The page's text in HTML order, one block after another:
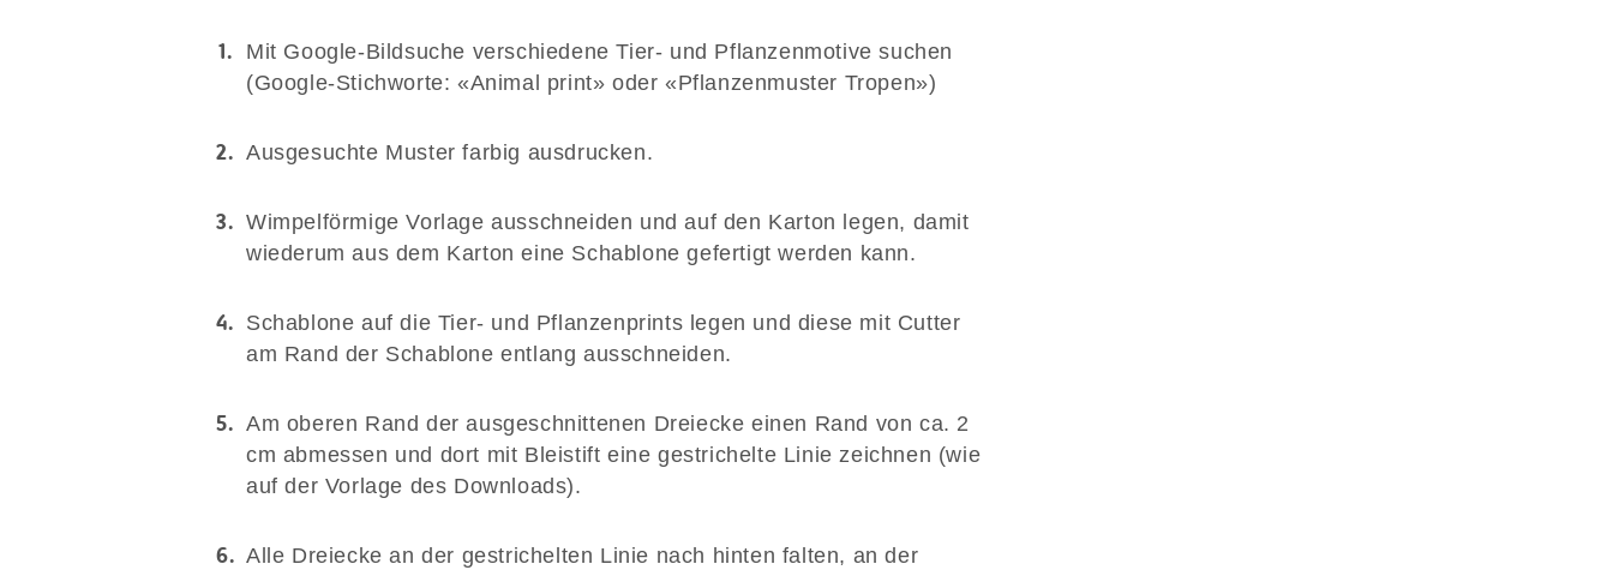
Mit Google-Bildsuche verschiedene Tier- und Pflanzenmotive suchen
(Google-Stichworte: «Animal print» oder «Pflanzenmuster Tropen»)
Ausgesuchte Muster farbig ausdrucken.
Wimpelförmige Vorlage ausschneiden und auf den Karton legen, damit
wiederum aus dem Karton eine Schablone gefertigt werden kann.
Schablone auf die Tier- und Pflanzenprints legen und diese mit Cutter
am Rand der Schablone entlang ausschneiden.
Am oberen Rand der ausgeschnittenen Dreiecke einen Rand von ca. 2
cm abmessen und dort mit Bleistift eine gestrichelte Linie zeichnen (wie
auf der Vorlage des Downloads).
Alle Dreiecke an der gestrichelten Linie nach hinten falten, an der